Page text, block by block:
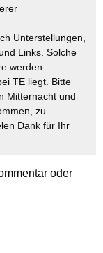
Unterstellungen,
Links. Solche
werden
TE liegt. Bitte
Mitternacht und
zu
Dank für Ihr
oder